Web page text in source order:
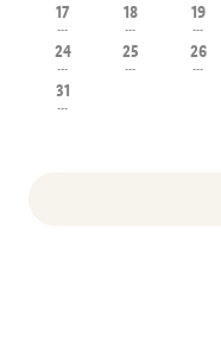
17
---
18
---
19
---
24
---
25
---
26
---
31
---